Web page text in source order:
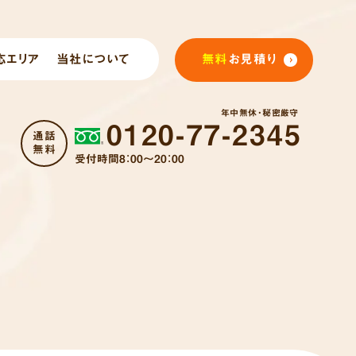
エリア 当社について 無料お見積り
0120-77-2345
受付時間8：00～20：00
通話
無料
年中無休・秘密厳守